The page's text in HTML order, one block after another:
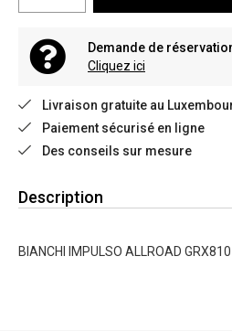
Demande de
Cliquez ici
Livraison gratuite au
Paiement sécurisé en ligne
Des conseils sur mesure
Description
BIANCHI IMPULSO ALLROAD